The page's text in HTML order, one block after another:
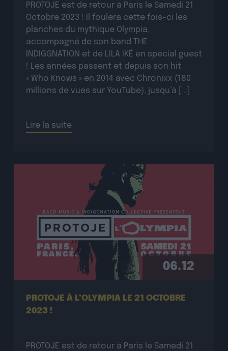
PROTOJE est de retour à Paris le Samedi 21
Octobre 2023 ! Il foulera cette fois-ci les
planches du mythique Olympia,
accompagné de son band THE
INDIGGNATION et de LILA IKÉ en special guest
! Les années passent et depuis son hit
« Who Knows » en 2014 avec Chronixx (180
millions de vues sur YouTube), jusqu’à […]
Lire la suite
06.12
PROTOJE À L’OLYMPIA LE 21 OCTOBRE
2023 !
PROTOJE est de retour à Paris le Samedi 21